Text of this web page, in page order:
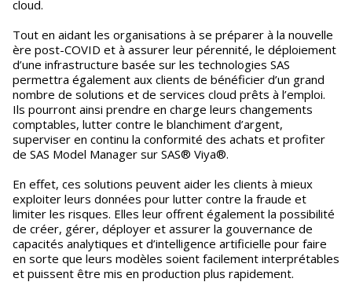
cloud.
Tout en aidant les organisations à se préparer à la nouvelle
ère post-COVID et à assurer leur pérennité, le déploiement
d’une infrastructure basée sur les technologies SAS
permettra également aux clients de bénéficier d’un grand
nombre de solutions et de services cloud prêts à l’emploi.
Ils pourront ainsi prendre en charge leurs changements
comptables, lutter contre le blanchiment d’argent,
superviser en continu la conformité des achats et profiter
de SAS Model Manager sur SAS® Viya®.
En effet, ces solutions peuvent aider les clients à mieux
exploiter leurs données pour lutter contre la fraude et
limiter les risques. Elles leur offrent également la possibilité
de créer, gérer, déployer et assurer la gouvernance de
capacités analytiques et d’intelligence artificielle pour faire
en sorte que leurs modèles soient facilement interprétables
et puissent être mis en production plus rapidement.